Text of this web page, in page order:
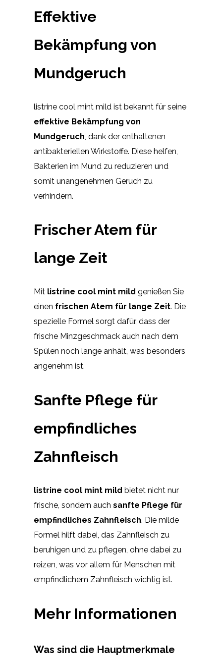
Effektive
Bekämpfung von
Mundgeruch
listrine cool mint mild ist bekannt für seine
effektive Bekämpfung von
Mundgeruch , dank der enthaltenen
antibakteriellen Wirkstoffe. Diese helfen,
Bakterien im Mund zu reduzieren und
somit unangenehmen Geruch zu
verhindern.
Frischer Atem für
lange Zeit
Mit listrine cool mint mild genießen Sie
einen frischen Atem für lange Zeit. Die
spezielle Formel sorgt dafür, dass der
frische Minzgeschmack auch nach dem
Spülen noch lange anhält, was besonders
angenehm ist.
Sanfte Pflege für
empfindliches
Zahnfleisch
listrine cool mint mild bietet nicht nur
frische, sondern auch sanfte Pflege für
empfindliches Zahnfleisch. Die milde
Formel hilft dabei, das Zahnfleisch zu
beruhigen und zu pflegen, ohne dabei zu
reizen, was vor allem für Menschen mit
empfindlichem Zahnfleisch wichtig ist.
Mehr Informationen
Was sind die Hauptmerkmale